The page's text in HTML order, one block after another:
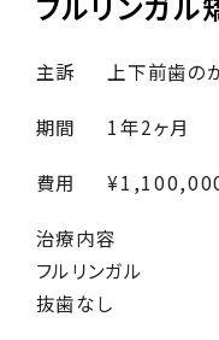
主訴 上下前歯の
期間 1年2ヶ月
費用 ¥1,100,000
治療内容
フルリンガル
抜歯なし